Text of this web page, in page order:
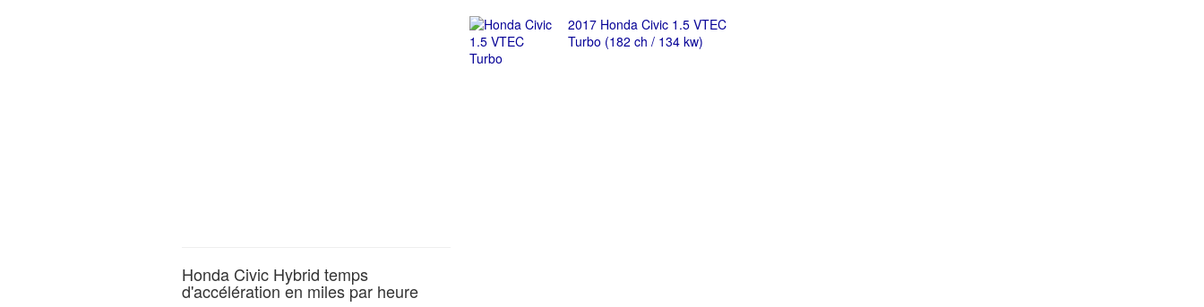
Honda Civic Hybrid temps
d'accélération en miles par heure
2017 Honda Civic 1.5 VTEC
Turbo (182 ch / 134 kw)